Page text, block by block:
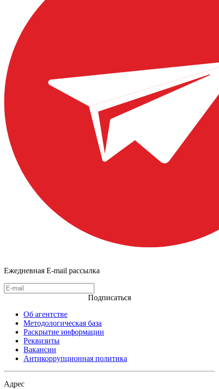
Ежедневная E-mail рассылка
Подписаться
Об агентстве
Методологическая база
Раскрытие информации
Реквизиты
Вакансии
Антикоррупционная политика
Адрес